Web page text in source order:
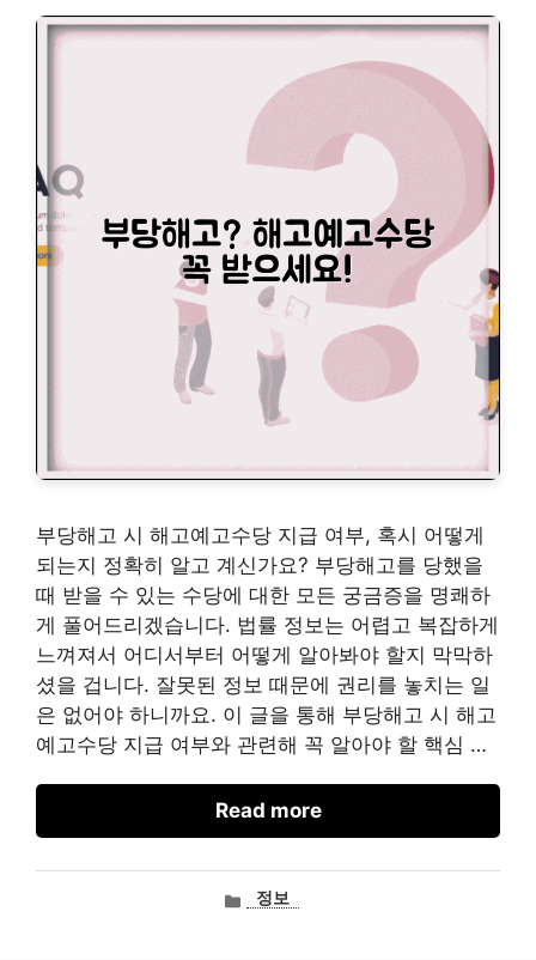
부당해고 시 해고예고수당 지급 여부, 혹시 어떻게
되는지 정확히 알고 계신가요? 부당해고를 당했을
때 받을 수 있는 수당에 대한 모든 궁금증을 명쾌하
게 풀어드리겠습니다. 법률 정보는 어렵고 복잡하게
느껴져서 어디서부터 어떻게 알아봐야 할지 막막하
셨을 겁니다. 잘못된 정보 때문에 권리를 놓치는 일
은 없어야 하니까요. 이 글을 통해 부당해고 시 해고
예고수당 지급 여부와 관련해 꼭 알아야 할 핵심 …
Read more
카정보